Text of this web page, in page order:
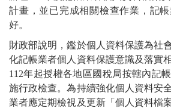
計畫，並已完成相關檢查作業，記
好。
財政部說明，鑑於個人資料保護為社
化記帳業者個人資料保護意識及落實
112年起授權各地區國稅局按轄內記
施行政檢查。為持續強化個人資料安
業者應定期檢視及更新「個人資料檔